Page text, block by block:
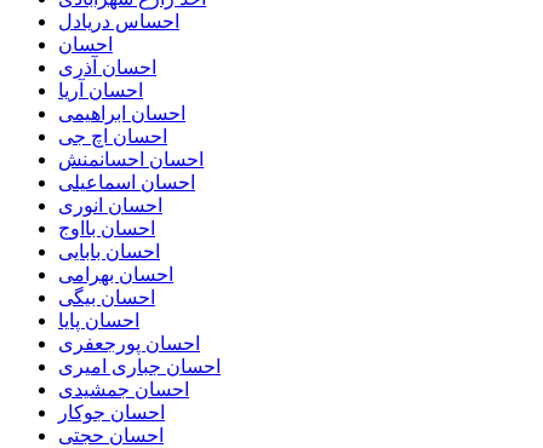
احساس دریادل
احسان
احسان آذری
احسان آریا
احسان ابراهیمی
احسان اچ جی
احسان احسانمنش
احسان اسماعیلی
احسان انوری
احسان بااوج
احسان بابایی
احسان بهرامی
احسان بیگی
احسان پایا
احسان پورجعفری
احسان جباری امیری
احسان جمشیدی
احسان جوکار
احسان حجتی